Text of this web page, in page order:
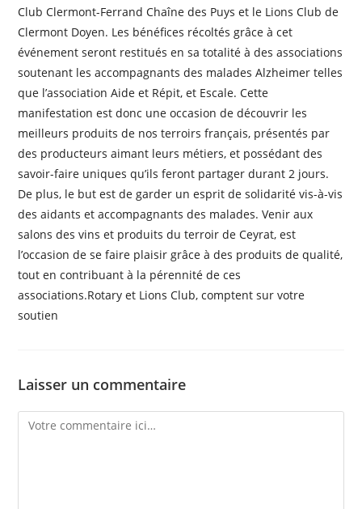
Club Clermont-Ferrand Chaîne des Puys et le Lions Club de
Clermont Doyen. Les bénéfices récoltés grâce à cet
événement seront restitués en sa totalité à des associations
soutenant les accompagnants des malades Alzheimer telles
que l’association Aide et Répit, et Escale. Cette
manifestation est donc une occasion de découvrir les
meilleurs produits de nos terroirs français, présentés par
des producteurs aimant leurs métiers, et possédant des
savoir-faire uniques qu’ils feront partager durant 2 jours.
De plus, le but est de garder un esprit de solidarité vis-à-vis
des aidants et accompagnants des malades. Venir aux
salons des vins et produits du terroir de Ceyrat, est
l’occasion de se faire plaisir grâce à des produits de qualité,
tout en contribuant à la pérennité de ces
associations.Rotary et Lions Club, comptent sur votre
soutien
Laisser un commentaire